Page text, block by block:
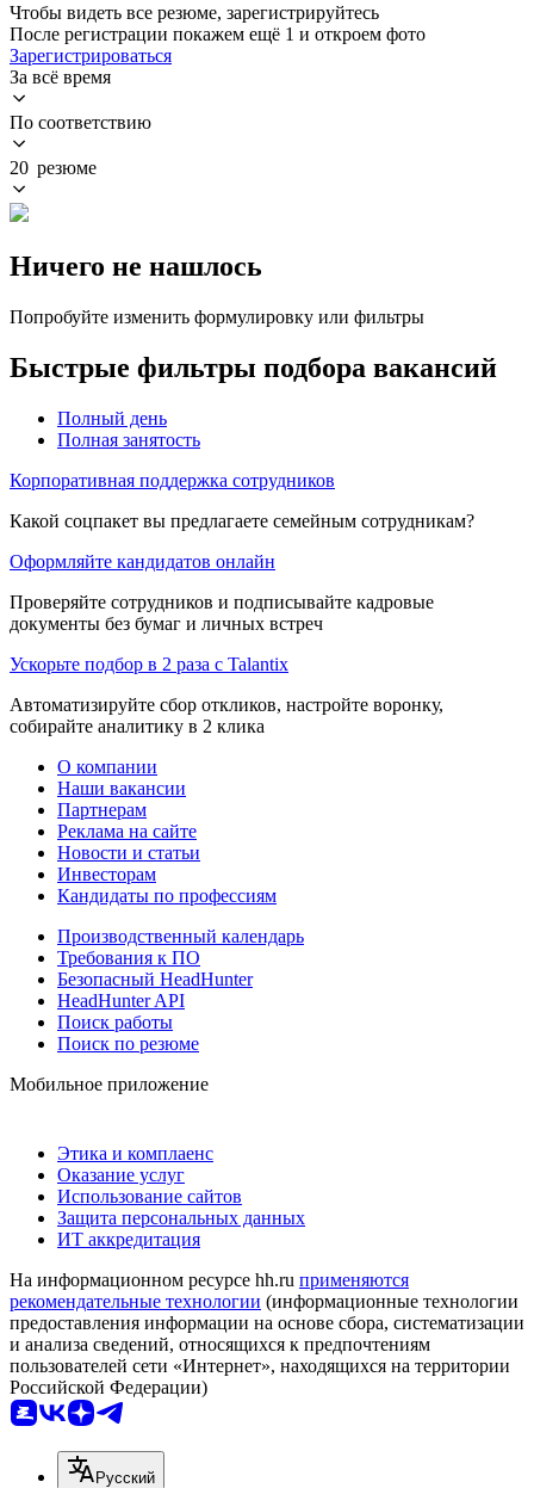
Чтобы видеть все резюме, зарегистрируйтесь
После регистрации покажем ещё 1 и откроем фото
Зарегистрироваться
За всё время
По соответствию
20 резюме
Ничего не нашлось
Попробуйте изменить формулировку или фильтры
Быстрые фильтры подбора вакансий
Полный день
Полная занятость
Корпоративная поддержка сотрудников
Какой соцпакет вы предлагаете семейным сотрудникам?
Оформляйте кандидатов онлайн
Проверяйте сотрудников и подписывайте кадровые
документы без бумаг и личных встреч
Ускорьте подбор в 2 раза с Talantix
Автоматизируйте сбор откликов, настройте воронку,
собирайте аналитику в 2 клика
О компании
Наши вакансии
Партнерам
Реклама на сайте
Новости и статьи
Инвесторам
Кандидаты по профессиям
Производственный календарь
Требования к ПО
Безопасный HeadHunter
HeadHunter API
Поиск работы
Поиск по резюме
Мобильное приложение
Этика и комплаенс
Оказание услуг
Использование сайтов
Защита персональных данных
ИТ аккредитация
На информационном ресурсе hh.ru применяются
рекомендательные технологии (информационные технологии
предоставления информации на основе сбора, систематизации
и анализа сведений, относящихся к предпочтениям
пользователей сети «Интернет», находящихся на территории
Российской Федерации)
Русский